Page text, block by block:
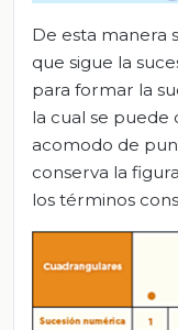
De esta manera
que sigue la
para formar la
la cual se
acomodo de
conserva la
los términos